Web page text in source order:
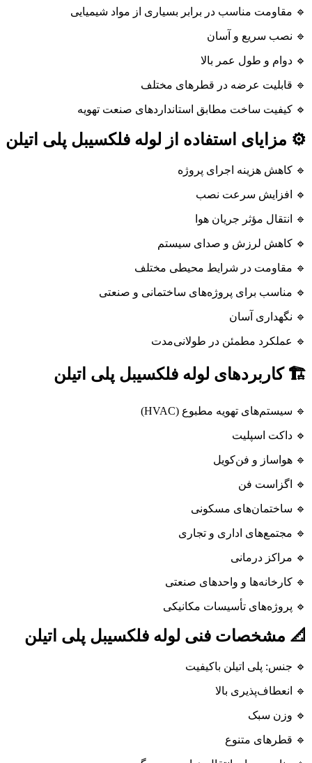
🔹 مقاومت مناسب در برابر بسیاری از مواد شیمیایی
🔹 نصب سریع و آسان
🔹 دوام و طول عمر بالا
🔹 قابلیت عرضه در قطرهای مختلف
🔹 کیفیت ساخت مطابق استانداردهای صنعت تهویه
⚙️ مزایای استفاده از لوله فلکسیبل پلی اتیلن
🔹 کاهش هزینه اجرای پروژه
🔹 افزایش سرعت نصب
🔹 انتقال مؤثر جریان هوا
🔹 کاهش لرزش و صدای سیستم
🔹 مقاومت در شرایط محیطی مختلف
🔹 مناسب برای پروژه‌های ساختمانی و صنعتی
🔹 نگهداری آسان
🔹 عملکرد مطمئن در طولانی‌مدت
🏗️ کاربردهای لوله فلکسیبل پلی اتیلن
🔹 سیستم‌های تهویه مطبوع (HVAC)
🔹 داکت اسپلیت
🔹 هواساز و فن‌کویل
🔹 اگزاست فن
🔹 ساختمان‌های مسکونی
🔹 مجتمع‌های اداری و تجاری
🔹 مراکز درمانی
🔹 کارخانه‌ها و واحدهای صنعتی
🔹 پروژه‌های تأسیسات مکانیکی
📐 مشخصات فنی لوله فلکسیبل پلی اتیلن
🔹 جنس: پلی اتیلن باکیفیت
🔹 انعطاف‌پذیری بالا
🔹 وزن سبک
🔹 قطرهای متنوع